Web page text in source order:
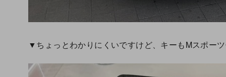
▼ちょっとわかりにくいですけど、キーもMスポー